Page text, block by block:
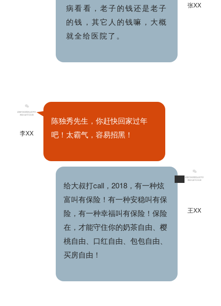
病看看，老子的钱还是老子
的钱，其它人的钱嘛，大概
就全给医院了。
张XX
李XX
陈独秀先生，你赶快回家过年
吧！太霸气，容易招黑！
给大叔打call，2018，有一种炫
富叫有保险！有一种安稳叫有保
险，有一种幸福叫有保险！保险
在，才能守住你的奶茶自由、樱
桃自由、口红自由、包包自由、
买房自由！
王XX